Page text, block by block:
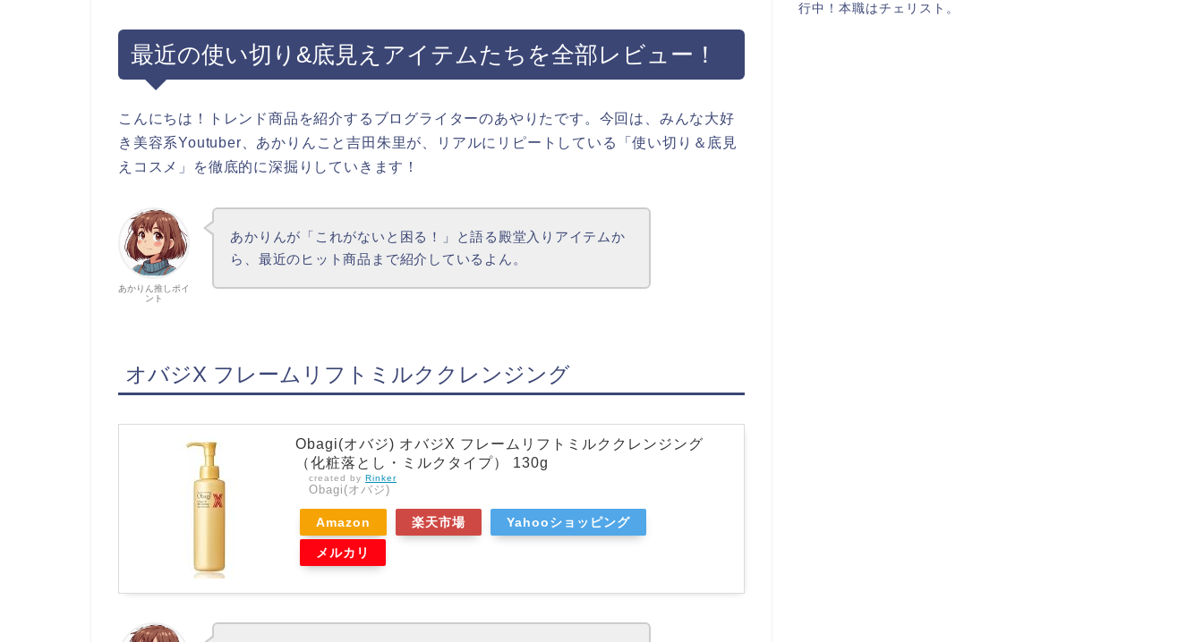
最近の使い切り&底見えアイテムたちを全部レビュー！
こんにちは！トレンド商品を紹介するブログライターのあやりたです。今回は、みんな大好
き美容系Youtuber、あかりんこと吉田朱里が、リアルにリピートしている「使い切り＆底見
えコスメ」を徹底的に深掘りしていきます！
あかりん推しポイ
ント
あかりんが「これがないと困る！」と語る殿堂入りアイテムか
ら、最近のヒット商品まで紹介しているよん。
オバジX フレームリフトミルククレンジング
Obagi(オバジ) オバジX フレームリフトミルククレンジング
（化粧落とし・ミルクタイプ） 130g
created by Rinker
Obagi(オバジ)
Amazon 楽天市場 Yahooショッピング
メルカリ
行中！本職はチェリスト。